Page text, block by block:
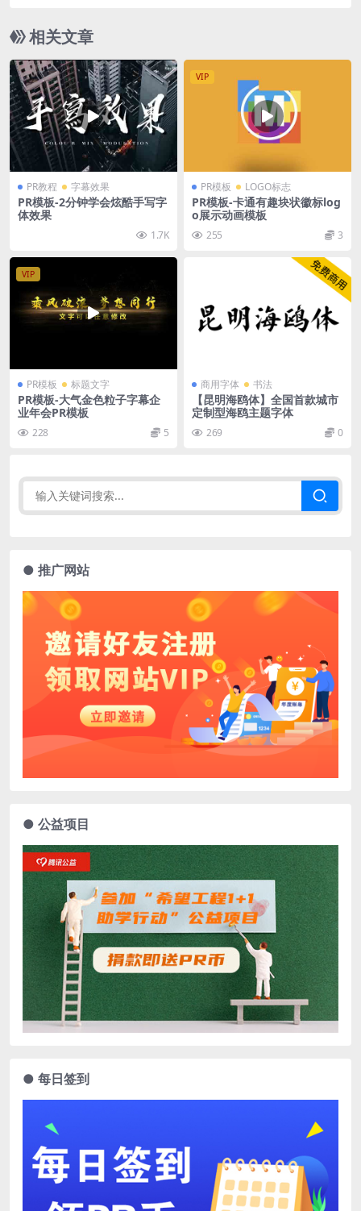
相关文章
PR教程 字幕效果
PR模板-2分钟学会炫酷手写字
体效果
1.7K
VIP
PR模板 LOGO标志
PR模板-卡通有趣块状徽标log
o展示动画模板
255 3
VIP
PR模板 标题文字
PR模板-大气金色粒子字幕企
业年会PR模板
228 5
商用字体 书法
【昆明海鸥体】全国首款城市
定制型海鸥主题字体
269 0
● 推广网站
● 公益项目
● 每日签到